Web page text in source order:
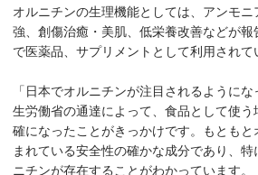
オルニチンの生理機能としては、アンモ
強、創傷治癒・美肌、低栄養改善などが
で医薬品、サプリメントとして利用されて
「日本でオルニチンが注目されるように
生労働省の通達によって、食品として使
確になったことがきっかけです。もとも
まれている安全性の確かな成分であり、
ニチンが存在することがわかっています。